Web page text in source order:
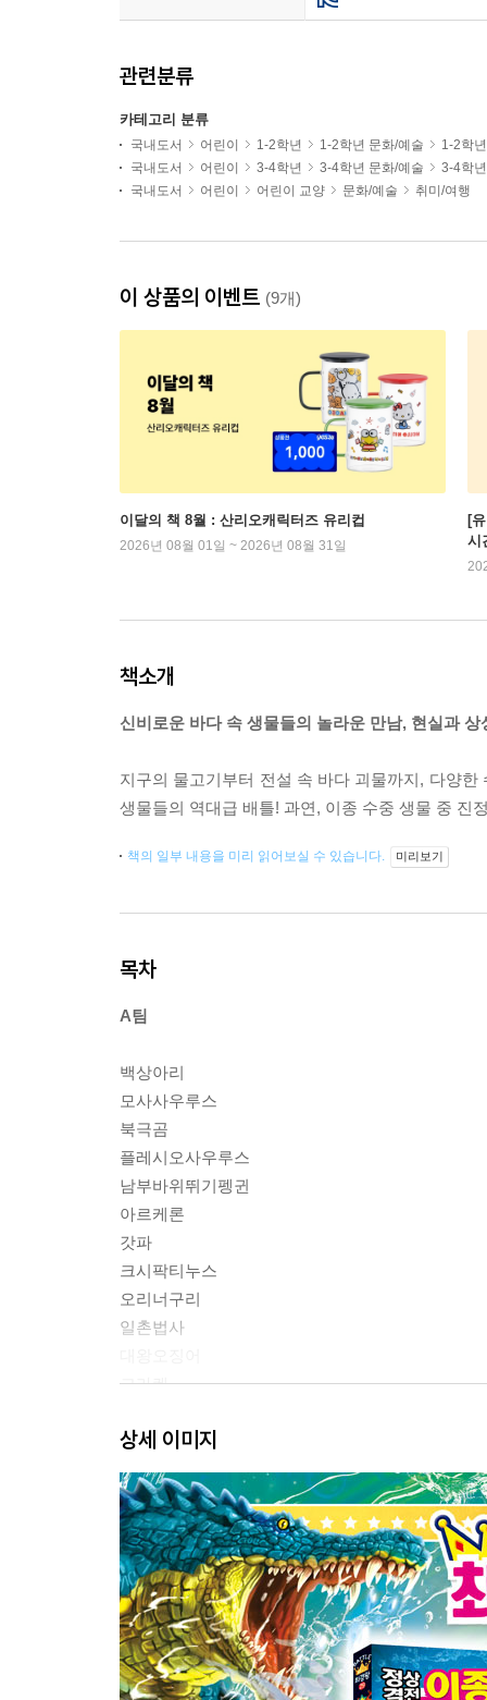
관련분류
카테고리 분류
국내도서 어린이 1-2학년 1-2학년 문화/예술
1-2학
국내도서
어린이 3-4학년 3-4학년 문화/예술
3-4학
국내도서
어린이 어린이 교양 문화/예술 취미/여행
이 상품의 이벤트 (9개)
이달의 책 8월 : 산리오캐릭터즈 유리컵
2026년 08월 01일 ~ 2026년 08월 31일
[
시
책소개
신비로운 바다 속 생물들의 놀라운 만남, 현실과
지구의 물고기부터 전설 속 바다 괴물까지, 다양
생물들의 역대급 배틀! 과연, 이종 수중 생물 중 진
책의 일부 내용을 미리 읽어보실 수 있습니다. 미리보기
목차
A팀
백상아리
모사사우루스
북극곰
플레시오사우루스
남부바위뛰기펭귄
아르케론
갓파
크시팍티누스
오리너구리
일촌법사
크라켄
B팀
돛새치
인어공주
아노말로카리스
프라이팬 송어
흑범고래
데이노수쿠스
아나콘다
리비아탄 멜빌레이
상세 이미지